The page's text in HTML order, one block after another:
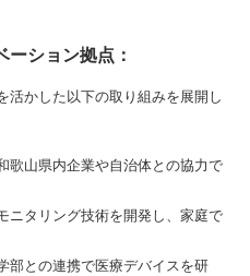
ション拠点：
活かした以下の取り組みを展開し
歌山県内企業や自治体との協力で
ニタリング技術を開発し、家庭で
部との連携で医療デバイスを研